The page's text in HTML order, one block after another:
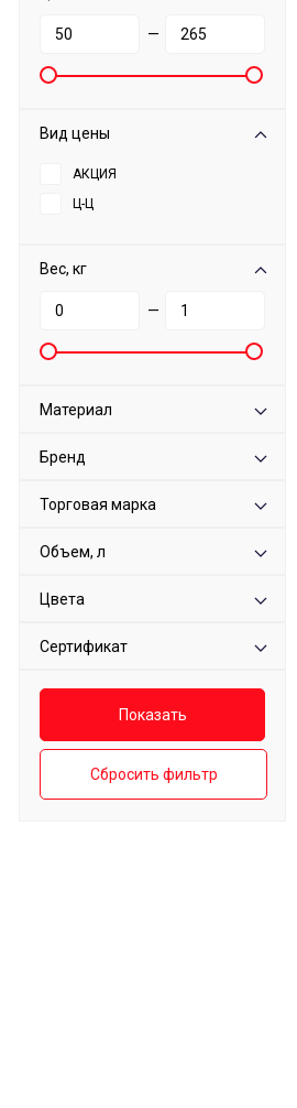
—
Вид цены
АКЦИЯ
Ц-Ц
Вес, кг
—
Материал
Бренд
Торговая марка
Объем, л
Цвета
Сертификат
Сбросить фильтр